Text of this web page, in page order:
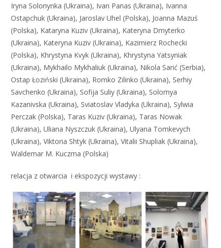
Iryna Solonynka (Ukraina), Ivan Panas (Ukraina), Ivanna
Ostapchuk (Ukraina), Jaroslav Uhel (Polska), Joanna Mazuś
(Polska), Kataryna Kuziv (Ukraina), Kateryna Dmyterko
(Ukraina), Kateryna Kuziv (Ukraina), Kazimierz Rochecki
(Polska), Khrystyna Kvyk (Ukraina), Khrystyna Yatsyniak
(Ukraina), Mykhailo Mykhaliuk (Ukraina), Nikola Sarić (Serbia),
Ostap Łoziński (Ukraina), Romko Zilinko (Ukraina), Serhiy
Savchenko (Ukraina), Sofija Suliy (Ukraina), Solomya
Kazanivska (Ukraina), Sviatoslav Vladyka (Ukraina), Sylwia
Perczak (Polska), Taras Kuziv (Ukraina), Taras Nowak
(Ukraina), Uliana Nyszczuk (Ukraina), Ulyana Tomkevych
(Ukraina), Viktoria Shtyk (Ukraina), Vitalii Shupliak (Ukraina),
Waldemar M. Kuczma (Polska)
relacja z otwarcia i ekspozycji wystawy :